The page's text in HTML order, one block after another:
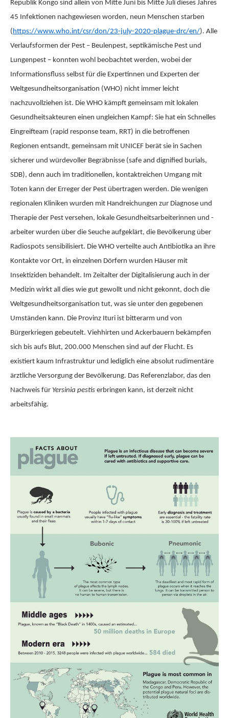
Republik Kongo sind allein von Mitte Juni bis Mitte Juli dieses Jahres
45 Infektionen nachgewiesen worden, neun Menschen starben
(https://www.who.int/csr/don/23-july-2020-plague-drc/en/). Alle
Verlaufsformen der Pest – Beulenpest, septikämische Pest und
Lungenpest – konnten wohl beobachtet werden, wobei der
Informationsfluss selbst für die Expertinnen und Experten der
Weltgesundheitsorganisation (WHO) nicht immer leicht
nachzuvollziehen ist. Die WHO kämpft gemeinsam mit lokalen
Gesundheitsakteuren einen ungleichen Kampf: Sie hat ein Schnelles
Eingreifteam (rapid response team, RRT) in die betroffenen
Regionen entsandt, gemeinsam mit UNICEF berät sie in Sachen
sicherer und würdevoller Begräbnisse (safe and dignified burials,
SDB), denn auch im traditionellen, kontaktreichen Umgang mit
Toten kann der Erreger der Pest übertragen werden. Die wenigen
regionalen Kliniken wurden mit Handreichungen zur Diagnose und
Therapie der Pest versehen, lokale Gesundheitsarbeiterinnen und -
arbeiter wurden über die Seuche aufgeklärt, die Bevölkerung über
Radiospots sensibilisiert. Die WHO verteilte auch Antibiotika an ihre
Kontakte vor Ort, in einzelnen Dörfern wurden Häuser mit
Insektiziden behandelt. Im Zeitalter der Digitalisierung auch in der
Medizin wirkt all dies wie gut gewollt und nicht gekonnt, doch die
Weltgesundheitsorganisation tut, was sie unter den gegebenen
Umständen kann. Die Provinz Ituri ist bitterarm und von
Bürgerkriegen gebeutelt. Viehhirten und Ackerbauern bekämpfen
sich bis aufs Blut, 200.000 Menschen sind auf der Flucht. Es
existiert kaum Infrastruktur und lediglich eine absolut rudimentäre
ärztliche Versorgung der Bevölkerung. Das Referenzlabor, das den
Nachweis für Yersinia pestis erbringen kann, ist derzeit nicht
arbeitsfähig.